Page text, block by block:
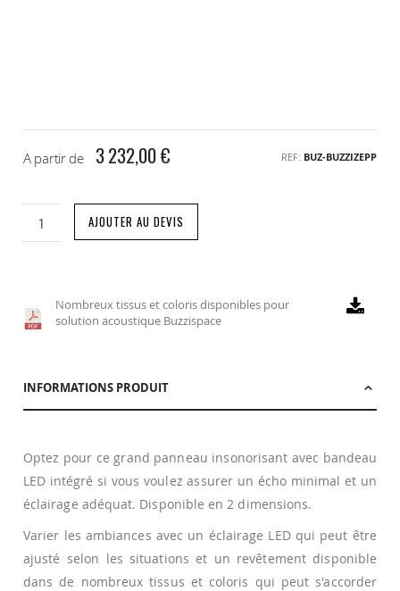
A partir de 3 232,00 € REF BUZ-BUZZIZEPP
AJOUTER AU DEVIS
Nombreux tissus et coloris disponibles pour
solution acoustique Buzzispace
INFORMATIONS PRODUIT
Optez pour ce grand panneau insonorisant avec bandeau
LED intégré si vous voulez assurer un écho minimal et un
éclairage adéquat. Disponible en 2 dimensions.
Varier les ambiances avec un éclairage LED qui peut être
ajusté selon les situations et un revêtement disponible
dans de nombreux tissus et coloris qui peut s'accorder